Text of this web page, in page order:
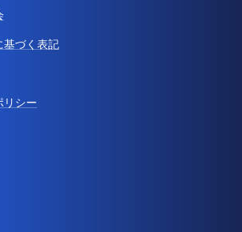
基づく表記
リシー